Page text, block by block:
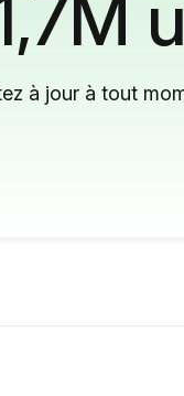
à jour à tout